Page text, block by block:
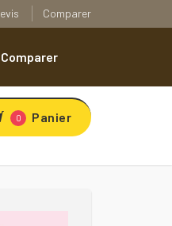
Comparer
Comparer
0 Panier